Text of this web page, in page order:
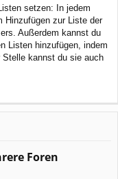
setzen: In jedem
Hinzufügen zur Liste der
Außerdem kannst du
Listen hinzufügen, indem
Stelle kannst du sie auch
Foren